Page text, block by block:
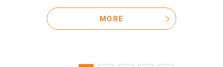
MORE